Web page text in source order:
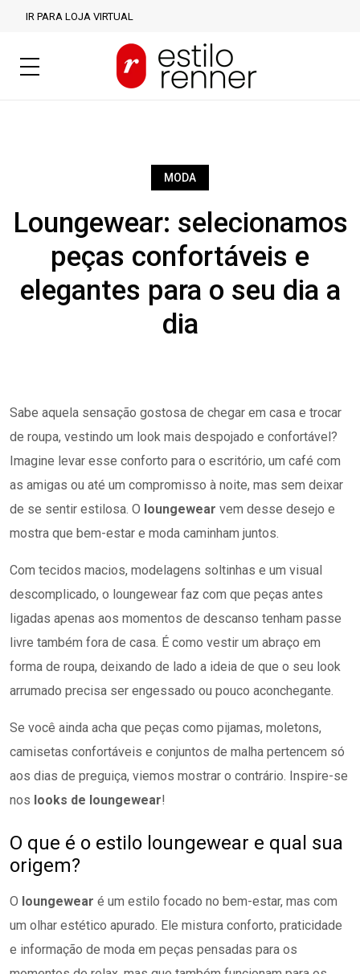
IR PARA LOJA VIRTUAL
MODA
Loungewear: selecionamos
peças confortáveis e
elegantes para o seu dia a
dia
Sabe aquela sensação gostosa de chegar em casa e trocar
de roupa, vestindo um look mais despojado e confortável?
Imagine levar esse conforto para o escritório, um café com
as amigas ou até um compromisso à noite, mas sem deixar
de se sentir estilosa. O loungewear vem desse desejo e
mostra que bem-estar e moda caminham juntos.
Com tecidos macios, modelagens soltinhas e um visual
descomplicado, o loungewear faz com que peças antes
ligadas apenas aos momentos de descanso tenham passe
livre também fora de casa. É como vestir um abraço em
forma de roupa, deixando de lado a ideia de que o seu look
arrumado precisa ser engessado ou pouco aconchegante.
Se você ainda acha que peças como pijamas, moletons,
camisetas confortáveis e conjuntos de malha pertencem só
aos dias de preguiça, viemos mostrar o contrário. Inspire-se
nos looks de loungewear!
O que é o estilo loungewear e qual sua
origem?
O loungewear é um estilo focado no bem-estar, mas com
um olhar estético apurado. Ele mistura conforto, praticidade
e informação de moda em peças pensadas para os